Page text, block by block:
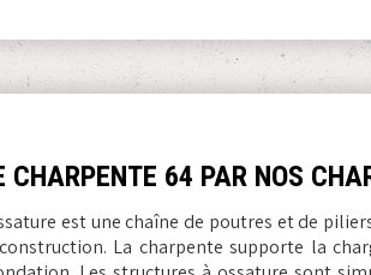
CHARPENTE 64 PAR NOS
est une chaîne de poutres et de
La charpente supporte la